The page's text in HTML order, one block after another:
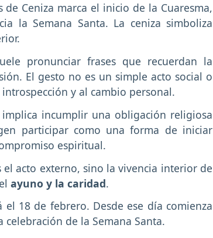
Ceniza marca el inicio de la Cuaresma,
la Semana Santa. La ceniza simboliza
pronunciar frases que recuerdan la
El gesto no es un simple acto social o
y al cambio personal.
incumplir una obligación religiosa
participar como una forma de iniciar
espiritual.
acto externo, sino la vivencia interior de
ayuno y la caridad.
el 18 de febrero. Desde ese día comienza
de la Semana Santa.